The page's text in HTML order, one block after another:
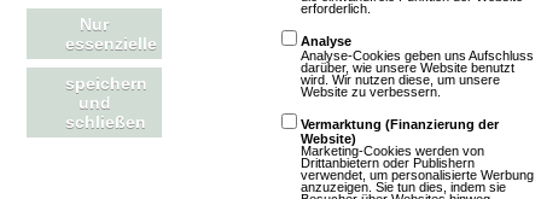
2 Bewertungen
Browsergames
Simulation
2D Free To Play
Bei VenPlaza verschmelzen
Avatarchat und Browserspiel
Nur
essenzielle
speichern
und
schließen
erforderlich.
Analyse
Analyse-Cookies geben uns Aufschluss
darüber, wie unsere Website benutzt
wird. Wir nutzen diese, um unsere
Website zu verbessern.
Vermarktung (Finanzierung der
Website)
Marketing-Cookies werden von
Drittanbietern oder Publishern
verwendet, um personalisierte Werbung
anzuzeigen. Sie tun dies, indem sie